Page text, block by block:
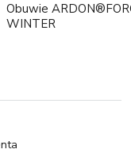
Obuwie
WINTER